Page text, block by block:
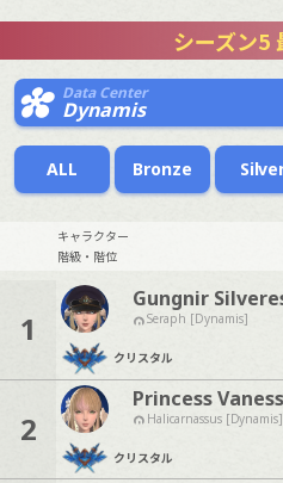
シーズン5
Data Center
Dynamis
ALL Bronze
キャラクター
階級・階位
1
Gungnir
Seraph [Dynamis]
クリスタル
2
Princess
Halicarnassus [Dynamis]
クリスタル